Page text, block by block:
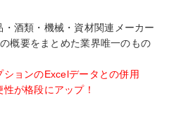
・酒類・機械・資材関連メーカー
概要をまとめた業界唯一のもの
ションのExcelデータとの併用
性が格段にアップ！